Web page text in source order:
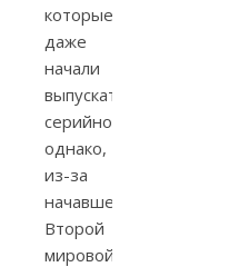
которые,
даже
начали
выпускать
серийно,
однако,
из-за
начавшейся
Второй
мировой